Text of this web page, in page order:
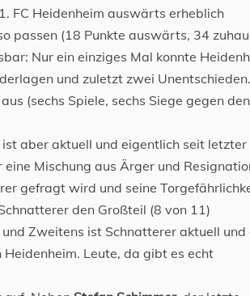
FC Heidenheim auswärts erheblich
passen (18 Punkte auswärts, 34
Nur ein einziges Mal konnte
und zuletzt zwei Unentschieden.
(sechs Spiele, sechs Siege gegen den
ist aber aktuell und eigentlich seit letzter
Mischung aus Ärger und
gefragt wird und seine
den Großteil (8 von 11)
Zweitens ist Schnatterer aktuell und
Leute, da gibt es echt